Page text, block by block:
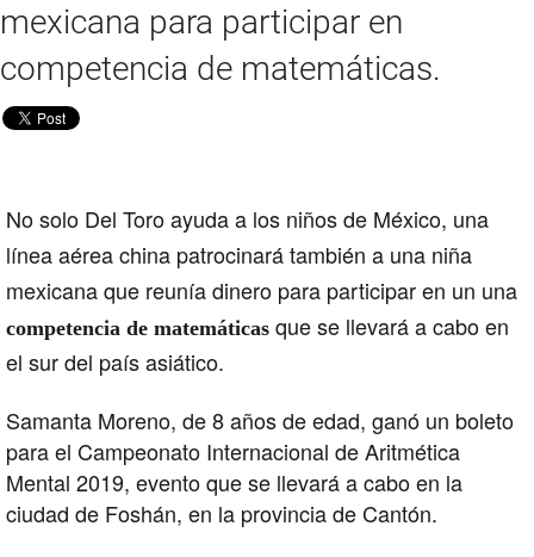
mexicana para participar en
competencia de matemáticas.
No solo Del Toro ayuda a los niños de México, una
línea aérea china patrocinará también a una niña
mexicana que reunía dinero para participar en un una
competencia de matemáticas que se llevará a cabo en
el sur del país asiático.
Samanta Moreno, de 8 años de edad, ganó un boleto
para el Campeonato Internacional de Aritmética
Mental 2019, evento que se llevará a cabo en la
ciudad de Foshán, en la provincia de Cantón.